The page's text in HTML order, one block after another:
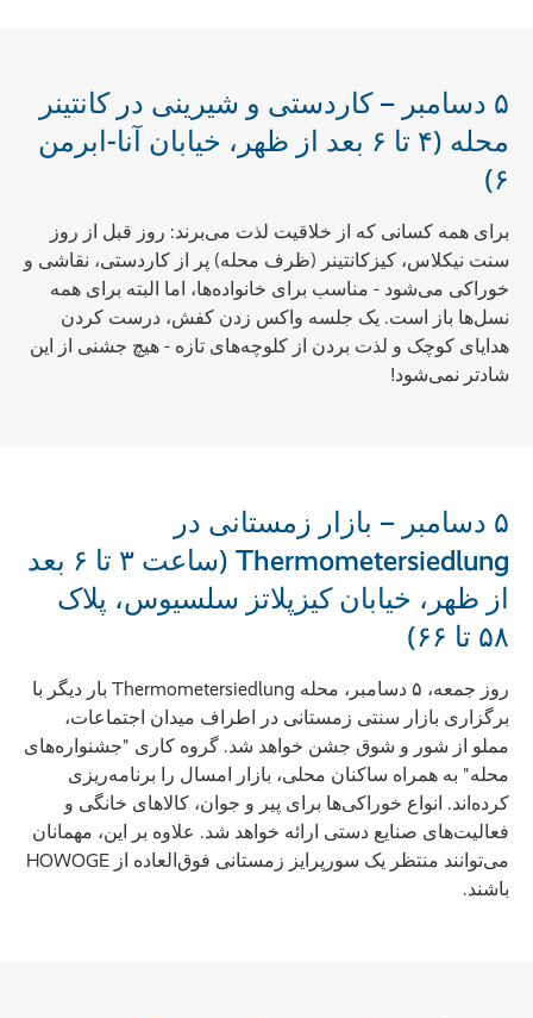
۵ دسامبر – کاردستی و شیرینی در کانتینر
محله (۴ تا ۶ بعد از ظهر، خیابان آنا-ابرمن
۶)
برای همه کسانی که از خلاقیت لذت می‌برند: روز قبل از روز
سنت نیکلاس، کیزکانتینر (ظرف محله) پر از کاردستی، نقاشی و
خوراکی می‌شود - مناسب برای خانواده‌ها، اما البته برای همه
نسل‌ها باز است. یک جلسه واکس زدن کفش، درست کردن
هدایای کوچک و لذت بردن از کلوچه‌های تازه - هیچ جشنی از این
شادتر نمی‌شود!
۵ دسامبر – بازار زمستانی در
Thermometersiedlung (ساعت ۳ تا ۶ بعد
از ظهر، خیابان کیزپلاتز سلسیوس، پلاک
۵۸ تا ۶۶)
روز جمعه، ۵ دسامبر، محله Thermometersiedlung بار دیگر با
برگزاری بازار سنتی زمستانی در اطراف میدان اجتماعات،
مملو از شور و شوق جشن خواهد شد. گروه کاری "جشنواره‌های
محله" به همراه ساکنان محلی، بازار امسال را برنامه‌ریزی
کرده‌اند. انواع خوراکی‌ها برای پیر و جوان، کالاهای خانگی و
فعالیت‌های صنایع دستی ارائه خواهد شد. علاوه بر این، مهمانان
می‌توانند منتظر یک سورپرایز زمستانی فوق‌العاده از HOWOGE
باشند.